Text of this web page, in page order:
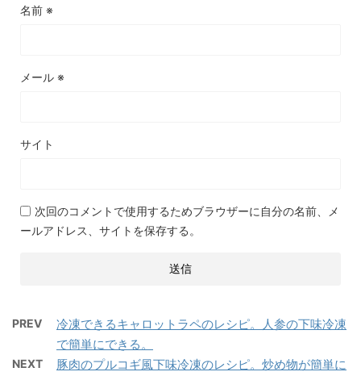
名前 ※
メール ※
サイト
次回のコメントで使用するためブラウザーに自分の名前、メ
ールアドレス、サイトを保存する。
PREV
冷凍できるキャロットラペのレシピ。人参の下味冷凍
で簡単にできる。
NEXT
豚肉のプルコギ風下味冷凍のレシピ。炒め物が簡単に